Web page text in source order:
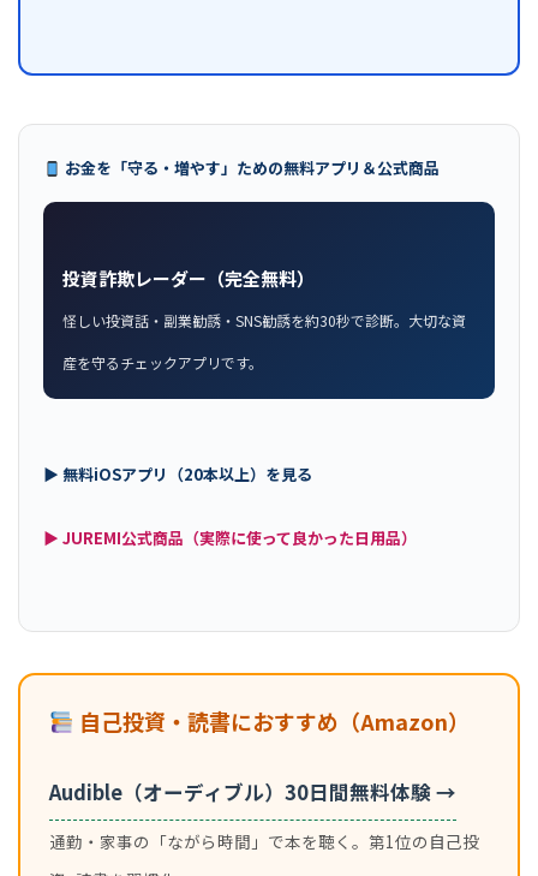
お金を「守る・増やす」ための無料アプリ＆公式商品
投資詐欺レーダー（完全無料）
怪しい投資話・副業勧誘・SNS勧誘を約30秒で診断。大切な資
産を守るチェックアプリです。
▶ 無料iOSアプリ（20本以上）を見る
▶ JUREMI公式商品（実際に使って良かった日用品）
自己投資・読書におすすめ（Amazon）
Audible（オーディブル）30日間無料体験 →
通勤・家事の「ながら時間」で本を聴く。第1位の自己投